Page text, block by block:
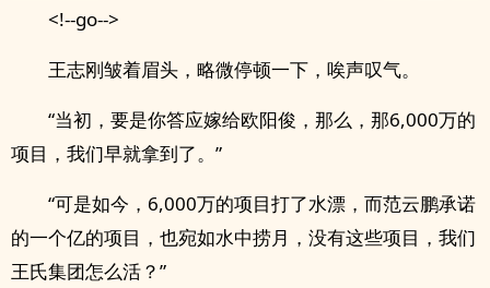
<!--go-->
王志刚皱着眉头，略微停顿一下，唉声叹气。
“当初，要是你答应嫁给欧阳俊，那么，那6,000万的
项目，我们早就拿到了。”
“可是如今，6,000万的项目打了水漂，而范云鹏承诺
的一个亿的项目，也宛如水中捞月，没有这些项目，我们
王氏集团怎么活？”